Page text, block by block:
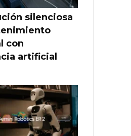
silenciosa
con
artificial